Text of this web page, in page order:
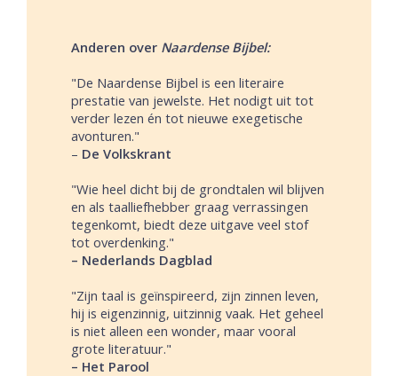
Anderen over Naardense Bijbel:
"De Naardense Bijbel is een literaire
prestatie van jewelste. Het nodigt uit tot
verder lezen én tot nieuwe exegetische
avonturen."
– De Volkskrant
"Wie heel dicht bij de grondtalen wil blijven
en als taalliefhebber graag verrassingen
tegenkomt, biedt deze uitgave veel stof
tot overdenking."
– Nederlands Dagblad
"Zijn taal is geïnspireerd, zijn zinnen leven,
hij is eigenzinnig, uitzinnig vaak. Het geheel
is niet alleen een wonder, maar vooral
grote literatuur."
– Het Parool